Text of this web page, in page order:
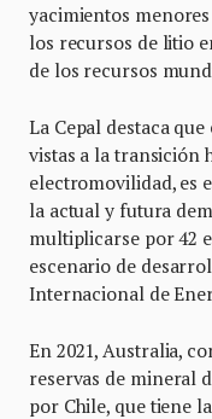
yacimientos
los recursos de litio
de los recursos
La Cepal destaca
vistas a la transición
electromovilidad, es
la actual y futura
multiplicarse por 42
escenario de
Internacional de
En 2021, Australia,
reservas de mineral
por Chile, que tiene